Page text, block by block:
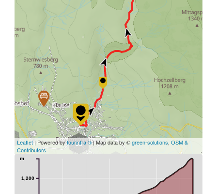
33
Leaflet| Powered bytourinfra ®| Map data by ©green-solutions, OSM &
Contributors
1,200
m